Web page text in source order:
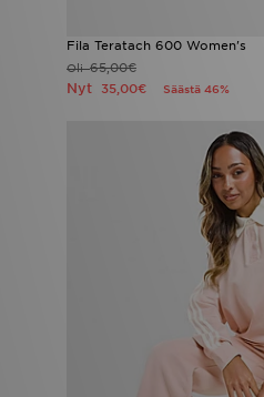
Fila Teratach 600 Women's
Oli65,00€
Nyt 35,00€ Säästä 46%